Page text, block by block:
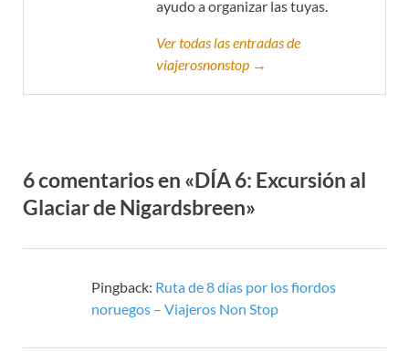
ayudo a organizar las tuyas.
Ver todas las entradas de
viajerosnonstop →
6 comentarios en «DÍA 6: Excursión al
Glaciar de Nigardsbreen»
Pingback: Ruta de 8 días por los fiordos
noruegos – Viajeros Non Stop